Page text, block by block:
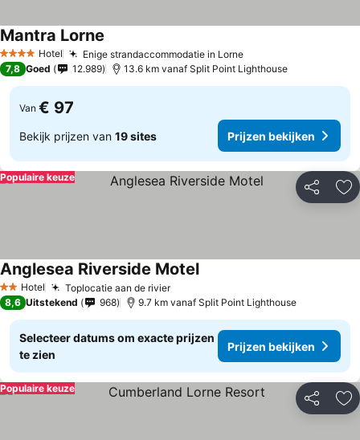
4 SterrenHotel Enige strandaccommodatie in Lorne
Mantra Lorne
7,8 Goed 12.989 13.6 km vanaf Split Point Lighthouse
Van € 97
Bekijk prijzen van 19 sites Prijzen bekijken
Delen
Populaire keuze
2 Sterren
Hotel Toplocatie aan de rivier
Anglesea Riverside Motel
8,6 Uitstekend 968 9.7 km vanaf Split Point Lighthouse
Selecteer datums om exacte prijzen
te zien
Prijzen bekijken
Delen
Populaire keuze